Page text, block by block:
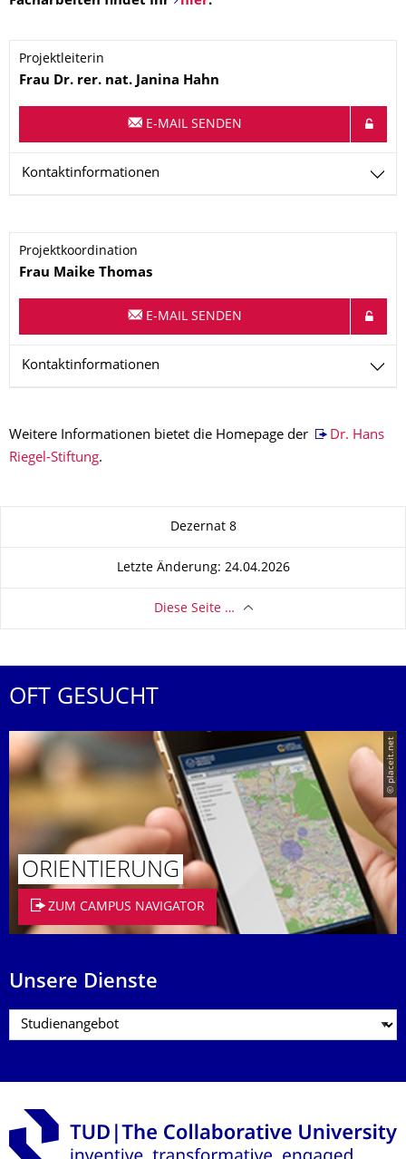
Projektleiterin
Name
Frau Dr. rer. nat. Janina Hahn
E-MAIL SENDEN
Kontaktinformationen
Projektkoordination
Name
Frau Maike Thomas
E-MAIL SENDEN
Kontaktinformationen
Weitere Informationen bietet die Homepage der
Dr. Hans
Riegel-Stiftung.
Dezernat 8
Letzte Änderung: 24.04.2026
Diese Seite …
OFT GESUCHT
© placeit.net
ORIENTIERUNG
ZUM CAMPUS NAVIGATOR
Unsere Dienste